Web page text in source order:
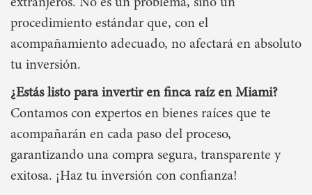
extranjeros. No es un problema, sino un
procedimiento estándar que, con el
acompañamiento adecuado, no afectará en absoluto
tu inversión.
¿Estás listo para invertir en finca raíz en Miami?
Contamos con expertos en bienes raíces que te
acompañarán en cada paso del proceso,
garantizando una compra segura, transparente y
exitosa. ¡Haz tu inversión con confianza!